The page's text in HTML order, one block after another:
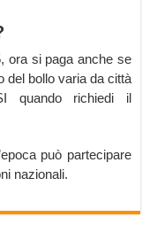
ora si paga anche se
del bollo varia da città
quando richiedi il
può partecipare
nazionali.